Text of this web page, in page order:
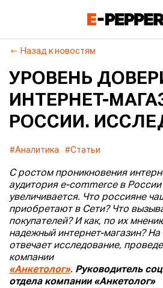
Назад к новостям
УРОВЕНЬ
ИНТЕРНЕТ-
РОССИИ.
#Аналитика #Статьи
С ростом проникновения
аудитория e-commerce в
увеличивается. Что россияне
приобретают в Сети? Что
покупателей? И как, по их
надежный интернет-магазин?
отвечает исследование,
компании
«Анкетолог». Руководитель
отдела компании «Анкетолог»